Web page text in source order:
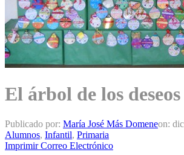
El árbol de los deseos
Publicado por: María José Más Domeneon:
Alumnos, Infantil, Primaria
Imprimir Correo Electrónico